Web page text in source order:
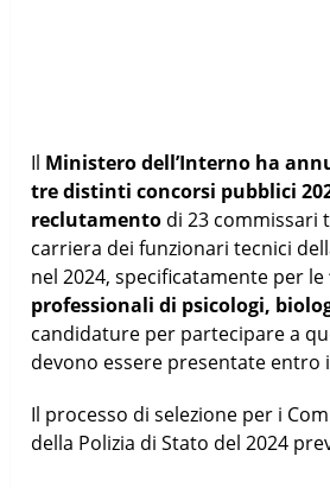
Il Ministero dell’Interno ha
tre distinti concorsi pubblici
reclutamento di 23 commissari
carriera dei funzionari tecnici
nel 2024, specificatamente per le
professionali di psicologi,
candidature per partecipare a
devono essere presentate entro
Il processo di selezione per i
della Polizia di Stato del 2024